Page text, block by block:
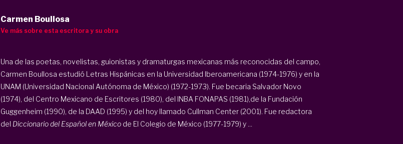
Carmen Boullosa
Ve más sobre esta escritora y su obra
Una de las poetas, novelistas, guionistas y dramaturgas mexicanas más reconocidas del campo,
Carmen Boullosa estudió Letras Hispánicas en la Universidad Iberoamericana (1974-1976) y en la
UNAM (Universidad Nacional Autónoma de México) (1972-1973). Fue becaria Salvador Novo
(1974), del Centro Mexicano de Escritores (1980), del INBA FONAPAS (1981),de la Fundación
Guggenheim (1990), de la DAAD (1995) y del hoy llamado Cullman Center (2001). Fue redactora
del Diccionario del Español en Méxicode El Colegio de México (1977-1979) y ...